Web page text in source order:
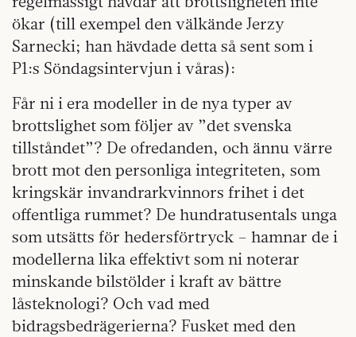
ökar (till exempel den välkände Jerzy
Sarnecki; han hävdade detta så sent som i
P1:s Söndagsintervjun i våras):
Får ni i era modeller in de nya typer av
brottslighet som följer av ”det svenska
tillståndet”? De ofredanden, och ännu värre
brott mot den personliga integriteten, som
kringskär invandrarkvinnors frihet i det
offentliga rummet? De hundratusentals unga
som utsätts för hedersförtryck – hamnar de i
modellerna lika effektivt som ni noterar
minskande bilstölder i kraft av bättre
låsteknologi? Och vad med
bidragsbedrägerierna? Fusket med den